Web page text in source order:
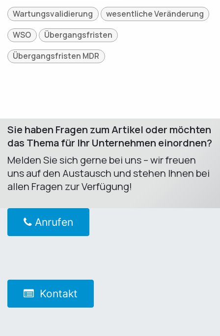
Wartungsvalidierung
wesentliche Veränderung
WSO
Übergangsfristen
Übergangsfristen MDR
Sie haben Fragen zum Artikel oder möchten
das Thema für Ihr Unternehmen einordnen?
Melden Sie sich gerne bei uns – wir freuen
uns auf den Austausch und stehen Ihnen bei
allen Fragen zur Verfügung! ​
Anrufen
Kontakt